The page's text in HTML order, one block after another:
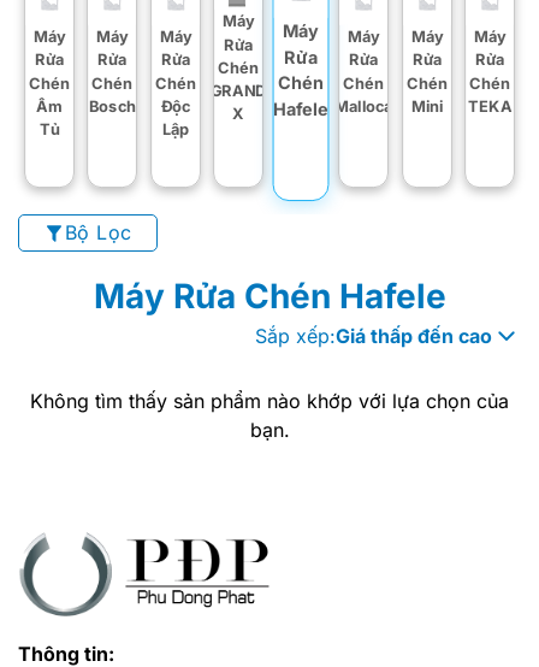
Máy
Rửa
Chén
Âm
Tủ
Máy
Rửa
Chén
Bosch
Máy
Rửa
Chén
Độc
Lập
Máy
Rửa
Chén
GRAND
X
Máy
Rửa
Chén
Hafele
Máy
Rửa
Chén
Malloca
Máy
Rửa
Chén
Mini
Máy
Rửa
Chén
TEKA
Bộ Lọc
Máy Rửa Chén Hafele
Sắp xếp:Giá thấp đến cao
Không tìm thấy sản phẩm nào khớp với lựa chọn của
bạn.
Thông tin: